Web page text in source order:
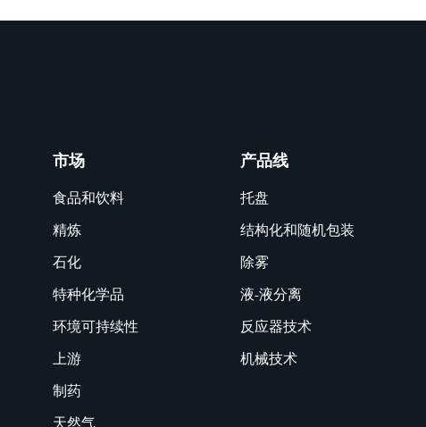
市场
食品和饮料
精炼
石化
特种化学品
环境可持续性
上游
制药
产品线
托盘
结构化和随机包装
除雾
液-液分离
反应器技术
机械技术